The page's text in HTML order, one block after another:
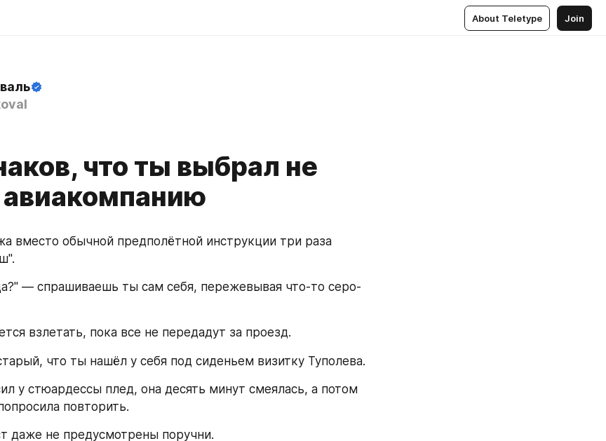
About Teletype Join
что ты выбрал не
вместо обычной предполётной инструкции три раза
— спрашиваешь ты сам себя, пережевывая что-то серо-
взлетать, пока все не передадут за проезд.
что ты нашёл у себя под сиденьем визитку Туполева.
у стюардессы плед, она десять минут смеялась, а потом
повторить.
даже не предусмотрены поручни.